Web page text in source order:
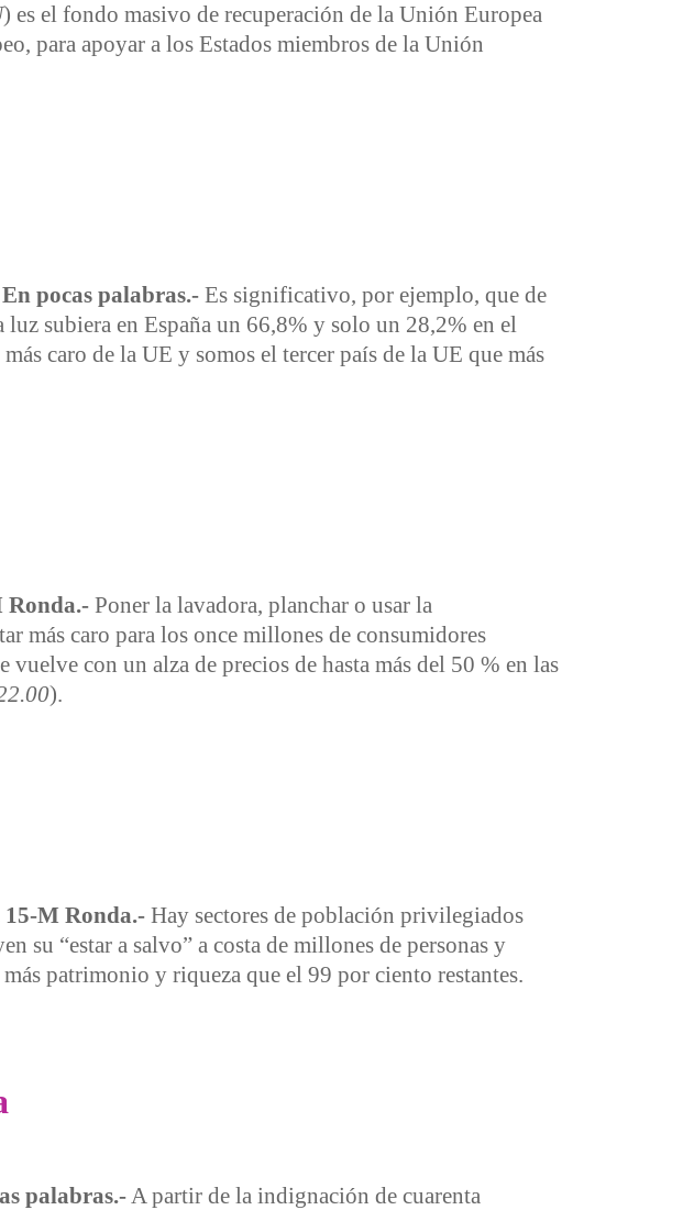
) es el fondo masivo de recuperación de la Unión Europea
para apoyar a los Estados miembros de la Unión
pocas palabras.- Es significativo, por ejemplo, que de
luz subiera en España un 66,8% y solo un 28,2% en el
caro de la UE y somos el tercer país de la UE que más
Ronda.- Poner la lavadora, planchar o usar la
más caro para los once millones de consumidores
vuelve con un alza de precios de hasta más del 50 % en las
).
15-M Ronda.- Hay sectores de población privilegiados
su “estar a salvo” a costa de millones de personas y
patrimonio y riqueza que el 99 por ciento restantes.
palabras.- A partir de la indignación de cuarenta